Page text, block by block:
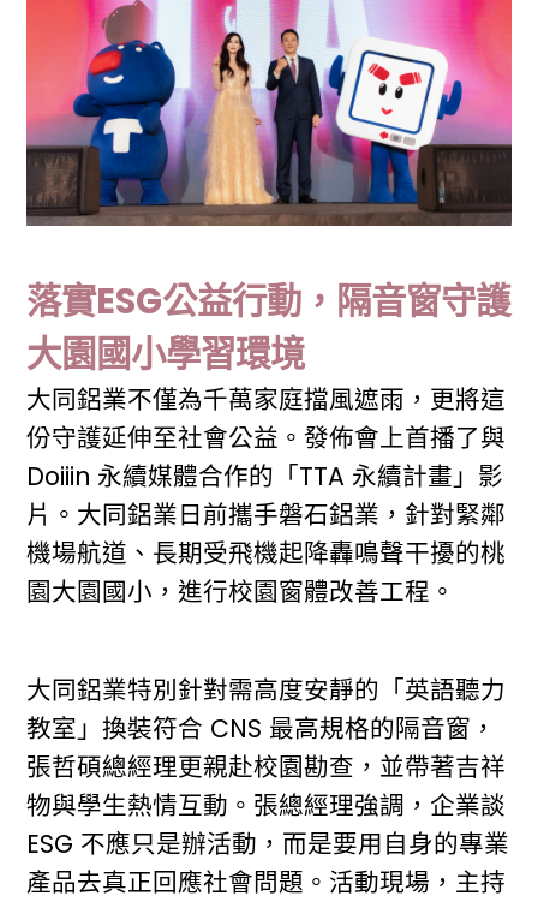
落實ESG公益行動，隔音窗守護
大園國小學習環境
大同鋁業不僅為千萬家庭擋風遮雨，更將這
份守護延伸至社會公益。發佈會上首播了與
Doiiin 永續媒體合作的「TTA 永續計畫」影
片。大同鋁業日前攜手磐石鋁業，針對緊鄰
機場航道、長期受飛機起降轟鳴聲干擾的桃
園大園國小，進行校園窗體改善工程。
大同鋁業特別針對需高度安靜的「英語聽力
教室」換裝符合 CNS 最高規格的隔音窗，
張哲碩總經理更親赴校園勘查，並帶著吉祥
物與學生熱情互動。張總經理強調，企業談
ESG 不應只是辦活動，而是要用自身的專業
產品去真正回應社會問題。活動現場，主持